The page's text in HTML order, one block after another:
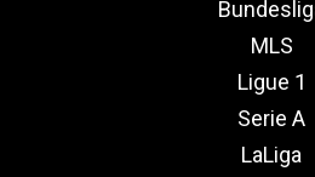
MLS
Ligue 1
Serie A
LaLiga